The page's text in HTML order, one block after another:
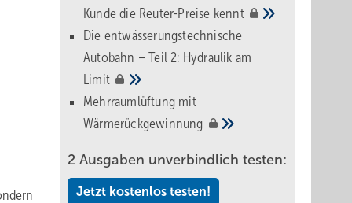
Kunde die Reuter-Preise kennt
Die entwässerungstechnische
Autobahn – Teil 2: Hydraulik am
Limit
Mehrraumlüftung mit
Wärmerückgewinnung
2 Ausgaben unverbindlich testen:
Jetzt kostenlos testen!